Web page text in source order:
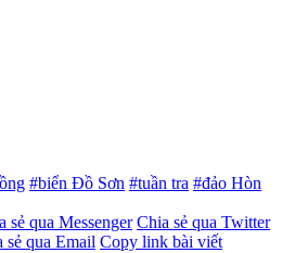
#biển Đồ Sơn #tuần tra #đảo Hòn
sẻ qua Messenger Chia sẻ qua Twitter
sẻ qua Email Copy link bài viết